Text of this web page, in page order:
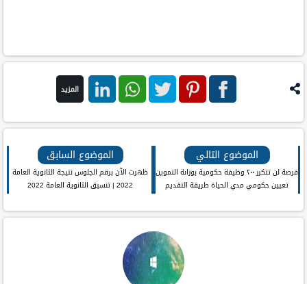
بوك
المزيد
الموضوع التالي
فرصة لن تتكرر ٢٠٠ وظيفة حكومية بوزاىة التموين
تعيين حكومي مدي الحياة طريقة التقديم
الموضوع السابق
ظهرت الآن برقم الجلوس نتيجة الثانوية العامة
2022 | تنسيق الثانوية العامة 2022